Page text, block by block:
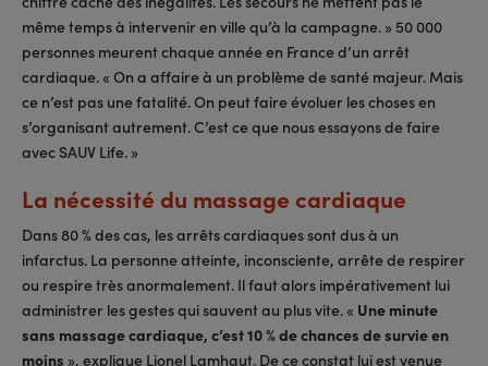
même temps à intervenir en ville qu’à la campagne. » 50 000
personnes meurent chaque année en France d’un arrêt
cardiaque. « On a affaire à un problème de santé majeur. Mais
ce n’est pas une fatalité. On peut faire évoluer les choses en
s’organisant autrement. C’est ce que nous essayons de faire
avec SAUV Life. »
La nécessité du massage cardiaque
Dans 80 % des cas, les arrêts cardiaques sont dus à un
infarctus. La personne atteinte, inconsciente, arrête de respirer
ou respire très anormalement. Il faut alors impérativement lui
administrer les gestes qui sauvent au plus vite. « Une minute
sans massage cardiaque, c’est 10 % de chances de survie en
moins », explique Lionel Lamhaut. De ce constat lui est venue